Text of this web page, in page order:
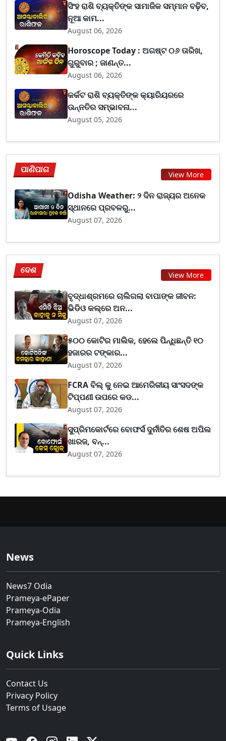
ସିଂହ ରାଶି ବ୍ୟକ୍ତିଙ୍କ ସାମାଜିକ ସମ୍ମାନ ବଢ଼ିବ,
ନୂଆ କାମ...
August 06, 2026
Horoscope Today : ଅଗଷ୍ଟ ୦୬ ତାରିଖ,
ଗୁରୁବାର ; ଜାଣନ୍ତ...
August 06, 2026
କର୍କଟ ରାଶି ବ୍ୟକ୍ତିଙ୍କ କ୍ୟାରିୟରରେ
ଉନ୍ନତିର ସମ୍ଭାବନା...
August 05, 2026
ପାଣିପାଗ View More
Odisha Weather: ୨ ଦିନ ରାଜ୍ୟର ଅନେକ
ସ୍ଥାନରେ ପ୍ରବଳରୁ...
August 07, 2026
ଦେଶ View More
ବୃଦ୍ଧାଶ୍ରମରେ ଚାଲିଗଲା ବାପାଙ୍କ ଜୀବନ:
ଭିଡିଓ କଲ୍‌ରେ ଅନ...
August 07, 2026
୫୦୦ କୋଟିର ମାଲିକ, ହେଲେ ପିନ୍ଧିଛନ୍ତି ୧୦
ହଜାରର ଟଙ୍କାର...
August 07, 2026
FCRA ବିଲ୍ କୁ ନେଇ ଆମେରିକୀୟ ସାଂସଦଙ୍କ
ଟିପ୍ପଣୀ ଉପରେ କଡ...
August 07, 2026
ସୁପ୍ରିମକୋର୍ଟରେ ବୋଫର୍ସ ଦୁର୍ନୀତିର ଶେଷ ଅପିଲ
ଖାରଜ, ବନ୍...
August 07, 2026
News
News7 Odia
Prameya-ePaper
Prameya-Odia
Prameya-English
Quick Links
Contact Us
Privacy Policy
Terms of Usage
YouTube Facebook Instagram Linkedin